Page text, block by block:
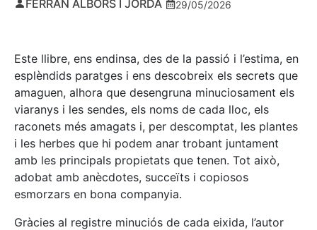
FERRAN ALBORS I JORDÀ 29/05/2026
Este llibre, ens endinsa, des de la passió i l’estima, en
esplèndids paratges i ens descobreix els secrets que
amaguen, alhora que desengruna minuciosament els
viaranys i les sendes, els noms de cada lloc, els
raconets més amagats i, per descomptat, les plantes
i les herbes que hi podem anar trobant juntament
amb les principals propietats que tenen. Tot això,
adobat amb anècdotes, succeïts i copiosos
esmorzars en bona companyia.
Gràcies al registre minuciós de cada eixida, l’autor